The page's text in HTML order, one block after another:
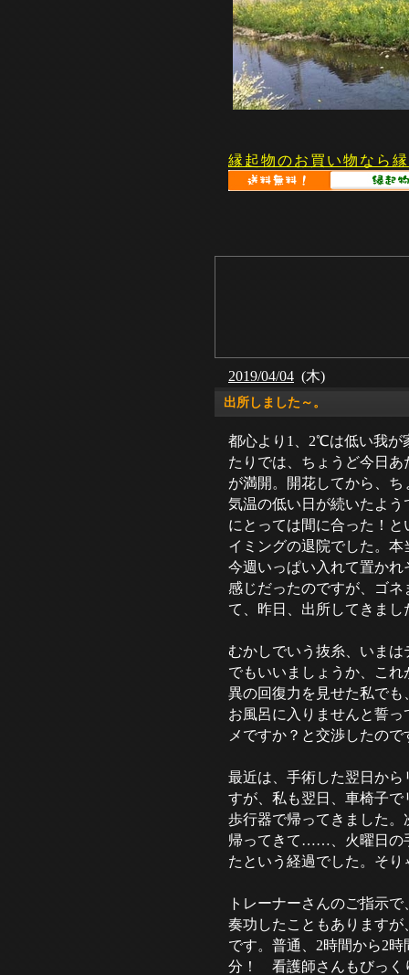
縁起物のお買い物なら
2019/04/04 (木)
出所しました～。
都心より1、2℃は低い我が
たりでは、ちょうど今日あ
が満開。開花してから、ち
気温の低い日が続いたよう
にとっては間に合った！と
イミングの退院でした。本
今週いっぱい入れて置かれ
感じだったのですが、ゴネ
て、昨日、出所してきまし
むかしでいう抜糸、いま
でもいいましょうか、こ
異の回復力を見せた私で
お風呂に入りませんと誓
メですか？と交渉したの
最近は、手術した翌日か
すが、私も翌日、車椅子
歩行器で帰ってきました
帰ってきて……、火曜日の
たという経過でした。そ
トレーナーさんのご指示
奏功したこともあります
です。普通、2時間から2
分！ 看護師さんもびっく